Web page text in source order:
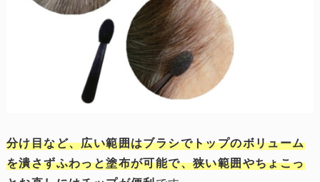
分け目など、広い範囲はブラシでトップのボリューム
を潰さずふわっと塗布が可能で、狭い範囲やちょこっ